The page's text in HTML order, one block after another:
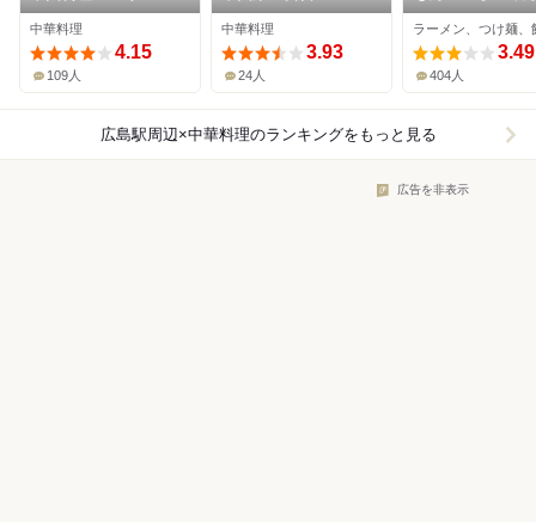
中華料理
4.15
109人
中華料理
3.93
24人
島駅前店
ラーメン、つけ麺、
3.49
404人
広島駅周辺×中華料理のランキングをもっと見る
広告を非表示